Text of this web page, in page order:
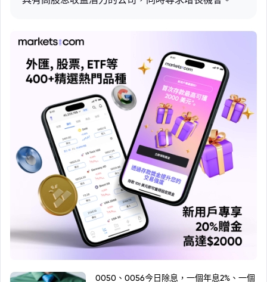
0050、0056今日除息，一個年息2%、一個